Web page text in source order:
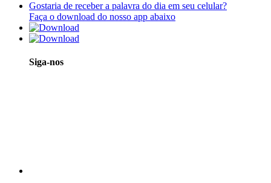
Gostaria de receber a palavra do dia em seu celular?
Faça o download do nosso app abaixo
Siga-nos